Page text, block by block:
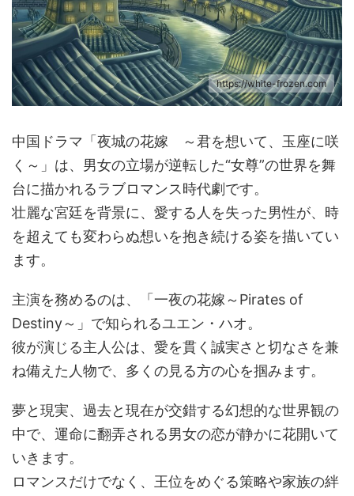
https://white-frozen.com
中国ドラマ「夜城の花嫁 ～君を想いて、玉座に咲
く～」は、男女の立場が逆転した“女尊”の世界を舞
台に描かれるラブロマンス時代劇です。
壮麗な宮廷を背景に、愛する人を失った男性が、時
を超えても変わらぬ想いを抱き続ける姿を描いてい
ます。
主演を務めるのは、「一夜の花嫁～Pirates of
Destiny～」で知られるユエン・ハオ。
彼が演じる主人公は、愛を貫く誠実さと切なさを兼
ね備えた人物で、多くの見る方の心を掴みます。
夢と現実、過去と現在が交錯する幻想的な世界観の
中で、運命に翻弄される男女の恋が静かに花開いて
いきます。
ロマンスだけでなく、王位をめぐる策略や家族の絆